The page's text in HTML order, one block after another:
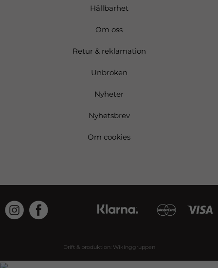
Hållbarhet
Om oss
Retur & reklamation
Unbroken
Nyheter
Nyhetsbrev
Om cookies
Drift & produktion: Wikinggruppen